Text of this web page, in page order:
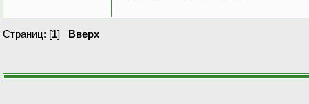
Страниц: [1] Вверх